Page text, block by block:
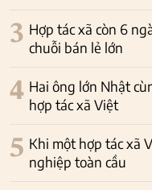
3 Hợp tác xã còn 6
chuỗi bán lẻ lớn
4 Hai ông lớn Nhật
hợp tác xã Việt
5 Khi một hợp tác xã
nghiệp toàn cầu